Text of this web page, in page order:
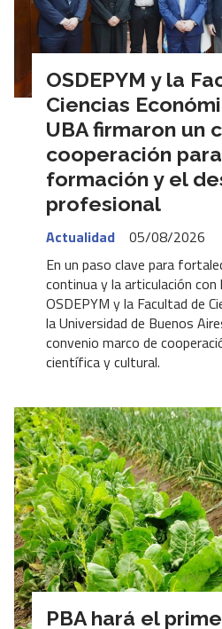
OSDEPYM y la
Ciencias
UBA firmaron un
cooperación
formación y el
profesional
Actualidad
05/08/2026
En un paso clave para
continua y la articulación con
OSDEPYM y la Facultad de
la Universidad de Buenos
convenio marco de
científica y cultural.
PBA hará el